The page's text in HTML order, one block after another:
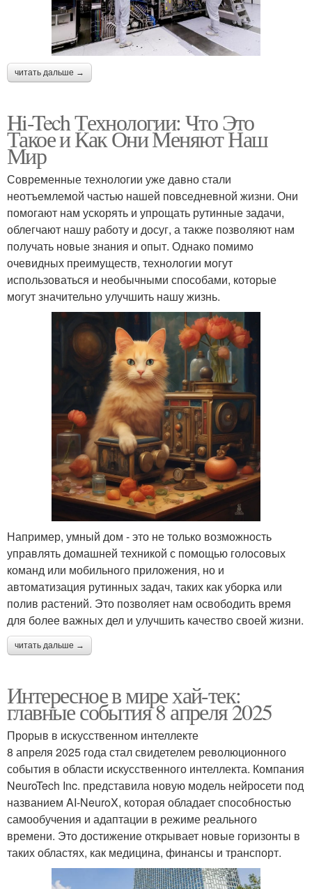
читать дальше →
Hi-Tech Технологии: Что Это
Такое и Как Они Меняют Наш
Мир
Современные технологии уже давно стали
неотъемлемой частью нашей повседневной жизни. Они
помогают нам ускорять и упрощать рутинные задачи,
облегчают нашу работу и досуг, а также позволяют нам
получать новые знания и опыт. Однако помимо
очевидных преимуществ, технологии могут
использоваться и необычными способами, которые
могут значительно улучшить нашу жизнь.
Например, умный дом - это не только возможность
управлять домашней техникой с помощью голосовых
команд или мобильного приложения, но и
автоматизация рутинных задач, таких как уборка или
полив растений. Это позволяет нам освободить время
для более важных дел и улучшить качество своей жизни.
читать дальше →
Интересное в мире хай-тек:
главные события 8 апреля 2025
Прорыв в искусственном интеллекте
8 апреля 2025 года стал свидетелем революционного
события в области искусственного интеллекта. Компания
NeuroTech Inc. представила новую модель нейросети под
названием AI-NeuroX, которая обладает способностью
самообучения и адаптации в режиме реального
времени. Это достижение открывает новые горизонты в
таких областях, как медицина, финансы и транспорт.